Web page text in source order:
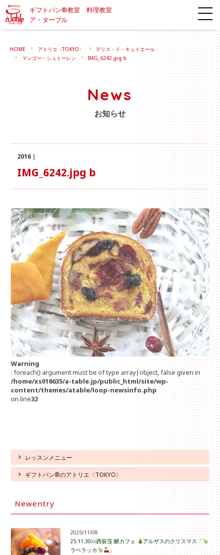
ギフトパン®教室 料理教室
ア・ターブル
HOME アトリエ〈TOKYO〉
デリス・ド・キュイエール
マンゴー・シュトーレン
IMG_6242.jpg b
News
お知らせ
2016｜
IMG_6242.jpg b
Warning
: foreach() argument must be of type array|object, false given in
/home/xs018635/a-table.jp/public_html/site/wp-
content/themes/atable/loop-newsinfo.php
on line32
レッスンメニュー
ギフトパン®のアトリエ〈TOKYO〉
Newentry
2025/11/08
25.11.30㈰西荻窪 醸カフェ
アルザスのクリスマス「
ラベラッカ
」